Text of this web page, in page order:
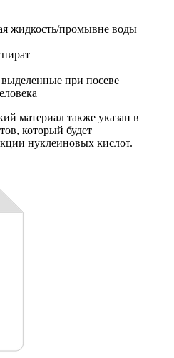
жидкость/промывне воды
при посеве
материал также указан в
который будет
нуклеиновых кислот.